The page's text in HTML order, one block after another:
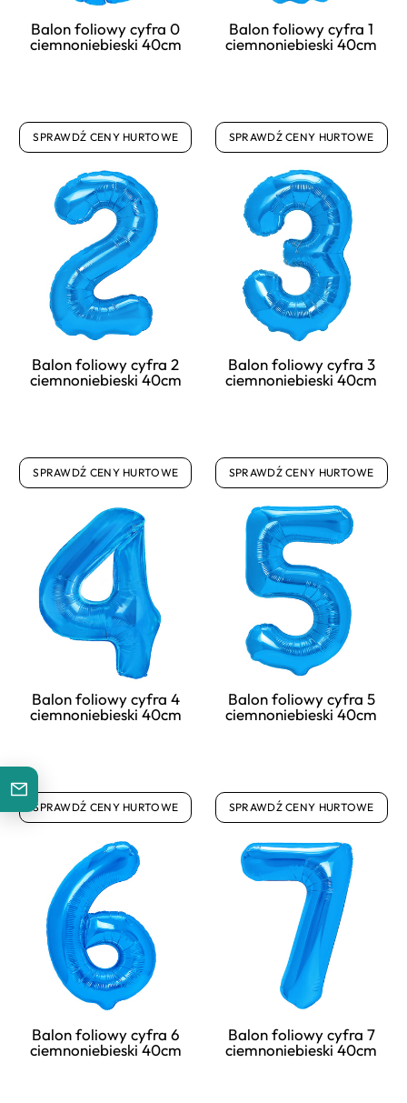
Balon foliowy cyfra 0
ciemnoniebieski 40cm
SPRAWDŹ CENY HURTOWE
Balon foliowy cyfra 1
ciemnoniebieski 40cm
SPRAWDŹ CENY HURTOWE
Balon foliowy cyfra 2
ciemnoniebieski 40cm
SPRAWDŹ CENY HURTOWE
Balon foliowy cyfra 3
ciemnoniebieski 40cm
SPRAWDŹ CENY HURTOWE
Balon foliowy cyfra 4
ciemnoniebieski 40cm
SPRAWDŹ CENY HURTOWE
Balon foliowy cyfra 5
ciemnoniebieski 40cm
SPRAWDŹ CENY HURTOWE
Balon foliowy cyfra 6
ciemnoniebieski 40cm
Balon foliowy cyfra 7
ciemnoniebieski 40cm